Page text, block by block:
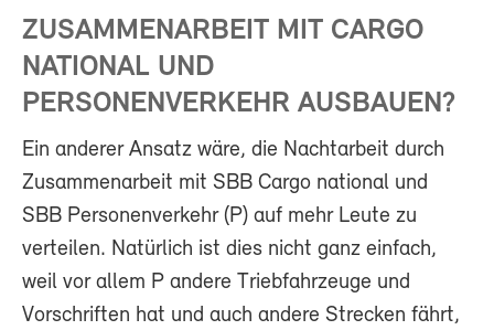
ZUSAMMENARBEIT MIT CARGO
NATIONAL UND
PERSONENVERKEHR AUSBAUEN?
Ein anderer Ansatz wäre, die Nachtarbeit durch
Zusammenarbeit mit SBB Cargo national und
SBB Personenverkehr (P) auf mehr Leute zu
verteilen. Natürlich ist dies nicht ganz einfach,
weil vor allem P andere Triebfahrzeuge und
Vorschriften hat und auch andere Strecken fährt,